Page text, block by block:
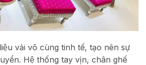
vải vô cùng tinh tế, tạo nên sự
Hệ thống tay vịn, chân ghế